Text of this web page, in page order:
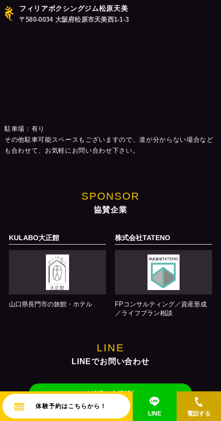
フィリアボクシングジム松原天美
〒580-0034 大阪府松原市天美西1-1-3
駐車場：有り
その他駐車可能スペースもございますので、道が分からない場合など
も合わせて、お気軽にお問い合わせ下さい。
SPONSOR
協賛企業
KULABO大正館
山口県長門市の旅館・ホテル
株式会社TATENO
FPコンサルティング／資産形成
／ライフプラン相談
LINE
LINEでお問い合わせ
LINEで友達追加
体験予約はこちらから！
LINE
電話する